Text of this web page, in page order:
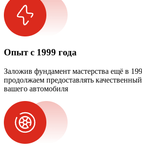
Опыт с 1999 года
Заложив фундамент мастерства ещё в
продолжаем предоставлять
вашего автомобиля